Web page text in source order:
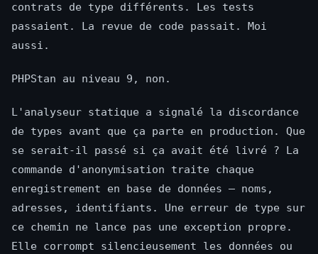
contrats de type différents. Les tests
passaient. La revue de code passait. Moi
aussi.
PHPStan au niveau 9, non.
L'analyseur statique a signalé la discordance
de types avant que ça parte en production. Que
se serait-il passé si ça avait été livré ? La
commande d'anonymisation traite chaque
enregistrement en base de données — noms,
adresses, identifiants. Une erreur de type sur
ce chemin ne lance pas une exception propre.
Elle corrompt silencieusement les données ou